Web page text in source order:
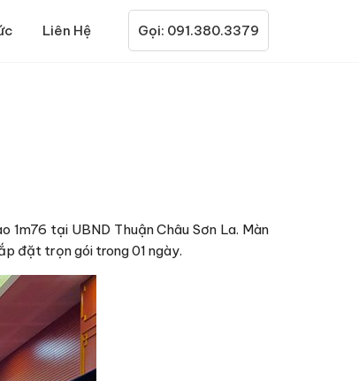
Gọi: 091.380.3379
Liên Hệ
tại UBND Thuận Châu Sơn La. Màn
đặt trọn gói trong 01 ngày.